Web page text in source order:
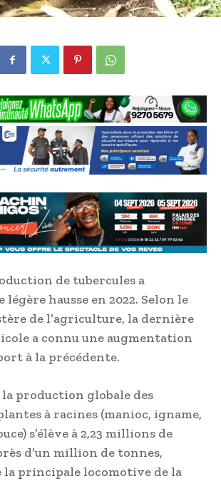
de tubercules a
hausse en 2022. Selon le
de l’agriculture, la dernière
a connu une augmentation
à la précédente.
production globale des
à racines (manioc, igname,
s’élève à 2,23 millions de
d’un million de tonnes,
la principale locomotive de la